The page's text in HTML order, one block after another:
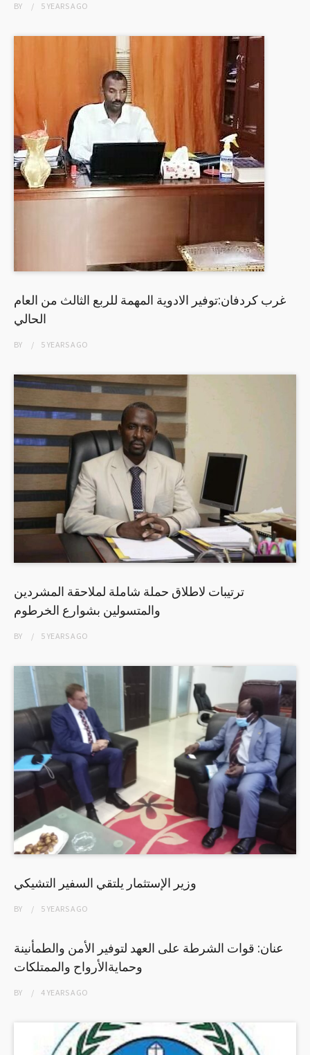
BY 5 YEARSAGO
غرب كردفان:توفير الادوية المهمة للربع الثالث من العام
الحالي
BY 5 YEARSAGO
ترتيبات لاطلاق حملة شاملة لملاحقة المشردين
والمتسولين بشوارع الخرطوم
BY 5 YEARSAGO
وزير الإستثمار يلتقي السفير التشيكي
BY 5 YEARSAGO
عنان: قوات الشرطة على العهد لتوفير الأمن والطمأنينة
وحمايةالأرواح والممتلكات
BY 4 YEARSAGO